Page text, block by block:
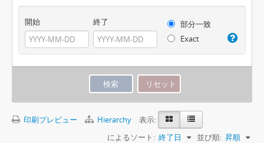
開始 終了
部分一致
Exact
印刷プレビュー Hierarchy
表示:
によるソート: 終了日 並び順: 昇順